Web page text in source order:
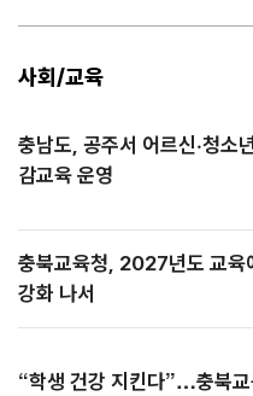
사회/교육
충남도, 공주서 어르신·청소
감교육 운영
충북교육청, 2027년도 교육
강화 나서
“학생 건강 지킨다”…충북